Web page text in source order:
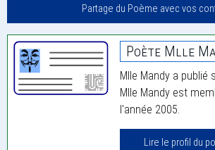
Partage du Poème avec vos
Poète Mlle
Mlle Mandy a publié
Mlle Mandy est
l'année 2005.
Lire le profil du